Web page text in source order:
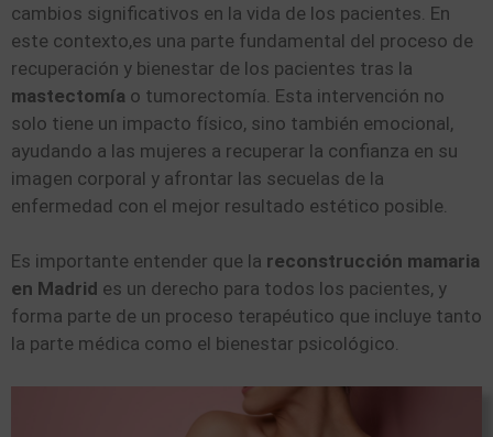
cambios significativos en la vida de los pacientes. En
este contexto,es una parte fundamental del proceso de
recuperación y bienestar de los pacientes tras la
mastectomía o tumorectomía. Esta intervención no
solo tiene un impacto físico, sino también emocional,
ayudando a las mujeres a recuperar la confianza en su
imagen corporal y afrontar las secuelas de la
enfermedad con el mejor resultado estético posible.
Es importante entender que la reconstrucción mamaria
en Madrid es un derecho para todos los pacientes, y
forma parte de un proceso terapéutico que incluye tanto
la parte médica como el bienestar psicológico.